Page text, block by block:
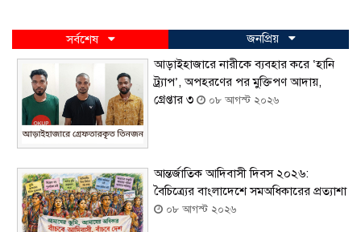
সর্বশেষ
জনপ্রিয়
আড়াইহাজারে নারীকে ব্যবহার করে ‘হানি
ট্র্যাপ’, অপহরণের পর মুক্তিপণ আদায়,
গ্রেপ্তার ৩
০৮ আগস্ট ২০২৬
আন্তর্জাতিক আদিবাসী দিবস ২০২৬:
বৈচিত্র্যের বাংলাদেশে সমঅধিকারের প্রত্যাশা
০৮ আগস্ট ২০২৬